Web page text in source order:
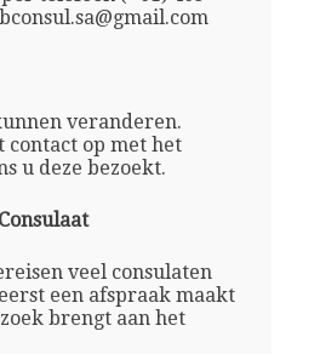
veranderen.
contact op met het
u deze bezoekt.
veel consulaten
een afspraak maakt
brengt aan het